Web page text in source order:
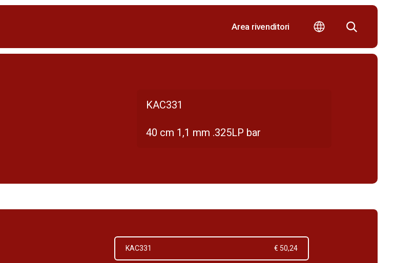
Area rivenditori
KAC331
40 cm 1,1 mm .325LP bar
KAC331 € 50,24